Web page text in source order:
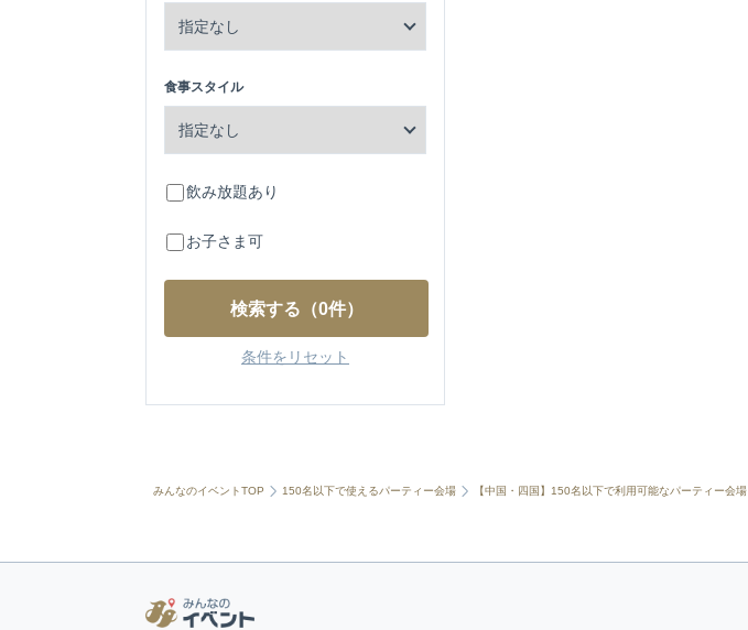
食事スタイル
飲み放題あり
お子さま可
検索する （0件）
条件をリセット
みんなのイベントTOP 150名以下で使えるパーティー会場 【中国・四国】150名以下で利用可能なパーティー会場